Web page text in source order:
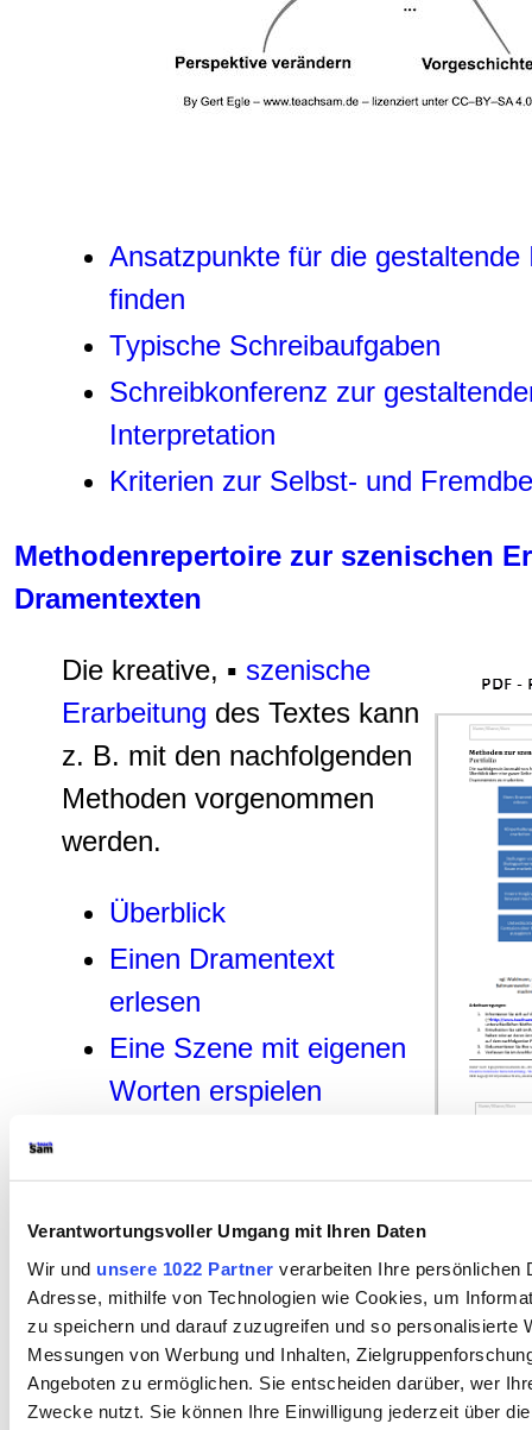
Verantwortungsvoller Umgang mit Ihren Daten
Wir und unsere 1022 Partner verarbeiten Ihre persönlichen
Adresse, mithilfe von Technologien wie Cookies, um
zu speichern und darauf zuzugreifen und so personalisierte
Messungen von Werbung und Inhalten,
Angeboten zu ermöglichen. Sie entscheiden darüber, wer
Zwecke nutzt. Sie können Ihre Einwilligung jederzeit über
Ansatzpunkte für die gestaltende
finden
Typische Schreibaufgaben
Schreibkonferenz zur
Interpretation
Kriterien zur Selbst- und
Methodenrepertoire zur szenischen
Dramentexten
Die kreative, ▪ szenische
Erarbeitung des Textes kann
z. B. mit den nachfolgenden
Methoden vorgenommen
werden.
Überblick
Einen Dramentext
erlesen
Eine Szene mit eigenen
Worten erspielen
verfassen
Körperhaltungen erarbeiten
Sprechhaltungen
erarbeiten
Dialogische Sprech- und Körperhaltungen
erarbeiten
Stellung von Dialogpartnern im Raum